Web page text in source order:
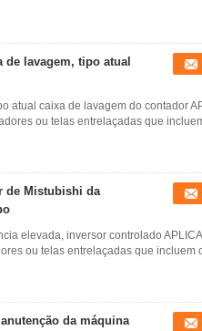
de lavagem, tipo atual
atual caixa de lavagem do contador
ou telas entrelaçadas que
de Mistubishi da
elevada, inversor controlado
ou telas entrelaçadas que incluem
da máquina